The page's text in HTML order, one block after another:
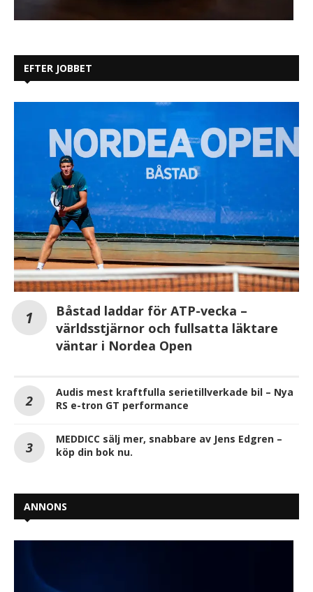
EFTER JOBBET
Båstad laddar för ATP-vecka –
världsstjärnor och fullsatta läktare
väntar i Nordea Open
Audis mest kraftfulla serietillverkade bil – Nya
RS e-tron GT performance
MEDDICC sälj mer, snabbare av Jens Edgren –
köp din bok nu.
ANNONS